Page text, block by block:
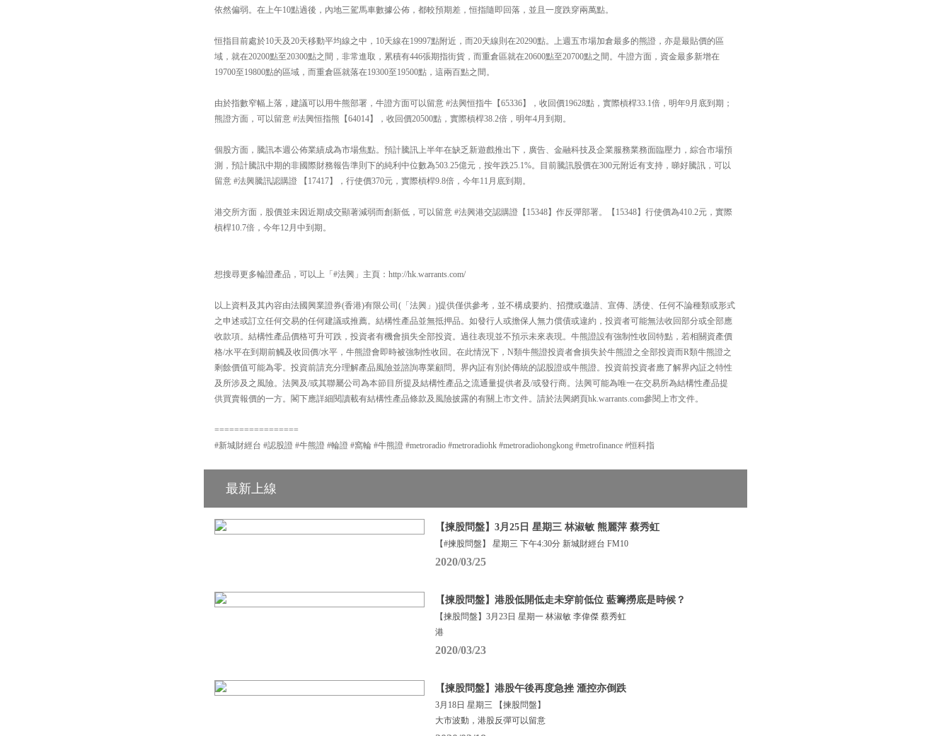
依然偏弱。在上午10點過後，內地三駕馬車數據公佈，都較預期差，恒指隨即回落，並且一度跌穿兩萬點。
恒指目前處於10天及20天移動平均線之中，10天線在19997點附近，而20天線則在20290點。上週五市場加倉最多的熊證，亦是最貼價的區
域，就在20200點至20300點之間，非常進取，累積有446張期指街貨，而重倉區就在20600點至20700點之間。牛證方面，資金最多新增在
19700至19800點的區域，而重倉區就落在19300至19500點，這兩百點之間。
由於指數窄幅上落，建議可以用牛熊部署，牛證方面可以留意 #法興恒指牛【65336】，收回價19628點，實際槓桿33.1倍，明年9月底到期；
熊證方面，可以留意 #法興恒指熊【64014】，收回價20500點，實際槓桿38.2倍，明年4月到期。
個股方面，騰訊本週公佈業績成為市場焦點。預計騰訊上半年在缺乏新遊戲推出下，廣告、金融科技及企業服務業務面臨壓力，綜合市場預
測，預計騰訊中期的非國際財務報告準則下的純利中位數為503.25億元，按年跌25.1%。目前騰訊股價在300元附近有支持，睇好騰訊，可以
留意 #法興騰訊認購證 【17417】，行使價370元，實際槓桿9.8倍，今年11月底到期。
港交所方面，股價並未因近期成交顯著減弱而創新低，可以留意 #法興港交認購證【15348】作反彈部署。【15348】行使價為410.2元，實際
槓桿10.7倍，今年12月中到期。
想搜尋更多輪證產品，可以上「#法興」主頁：http://hk.warrants.com/
以上資料及其內容由法國興業證券(香港)有限公司(「法興」)提供僅供參考，並不構成要約、招攬或邀請、宣傳、誘使、任何不論種類或形式
之申述或訂立任何交易的任何建議或推薦。結構性產品並無抵押品。如發行人或擔保人無力償債或違約，投資者可能無法收回部分或全部應
收款項。結構性產品價格可升可跌，投資者有機會損失全部投資。過往表現並不預示未來表現。牛熊證設有強制性收回特點，若相關資產價
格/水平在到期前觸及收回價/水平，牛熊證會即時被強制性收回。在此情況下，N類牛熊證投資者會損失於牛熊證之全部投資而R類牛熊證之
剩餘價值可能為零。投資前請充分理解產品風險並諮詢專業顧問。界內証有別於傳統的認股證或牛熊證。投資前投資者應了解界內証之特性
及所涉及之風險。法興及/或其聯屬公司為本節目所提及結構性產品之流通量提供者及/或發行商。法興可能為唯一在交易所為結構性產品提
供買賣報價的一方。閣下應詳細閱讀載有結構性產品條款及風險披露的有關上市文件。請於法興網頁hk.warrants.com參閱上市文件。
=================
#新城財經台 #認股證 #牛熊證 #輪證 #窩輪 #牛熊證 #metroradio #metroradiohk #metroradiohongkong #metrofinance #恒科指
最新上線
【揀股問盤】3月25日 星期三 林淑敏 熊麗萍 蔡秀虹
【#揀股問盤】 星期三 下午4:30分 新城財經台 FM10
2020/03/25
【揀股問盤】港股低開低走未穿前低位 藍籌撈底是時候？
【揀股問盤】3月23日 星期一 林淑敏 李偉傑 蔡秀虹
港
2020/03/23
【揀股問盤】港股午後再度急挫 滙控亦倒跌
3月18日 星期三 【揀股問盤】
大市波動，港股反彈可以留意